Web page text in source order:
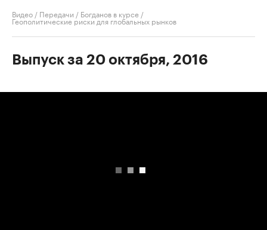
Видео / Передачи / Богданов в курсе /
Геополитические риски для глобальных рынков
Выпуск за 20 октября, 2016